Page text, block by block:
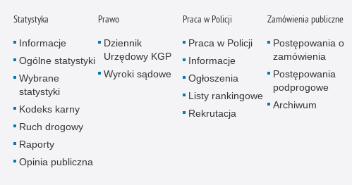
Statystyka
Informacje
Ogólne statystyki
Wybrane
statystyki
Kodeks karny
Ruch drogowy
Raporty
Opinia publiczna
Prawo
Dziennik
Urzędowy KGP
Wyroki sądowe
Praca w Policji
Praca w Policji
Informacje
Ogłoszenia
Listy rankingowe
Rekrutacja
Zamówienia publiczne
Postępowania o
zamówienia
Postępowania
podprogowe
Archiwum